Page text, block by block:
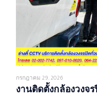
กรกฎาคม 29, 2026
งานติดตั้งกล้องวงจ